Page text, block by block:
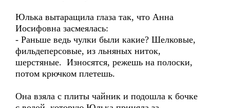
Юлька вытаращила глаза так, что Анна
Иосифовна засмеялась:
- Раньше ведь чулки были какие? Шелковые,
фильдеперсовые, из льняных ниток,
шерстяные. Износятся, режешь на полоски,
потом крючком плетешь.
Она взяла с плиты чайник и подошла к бочке